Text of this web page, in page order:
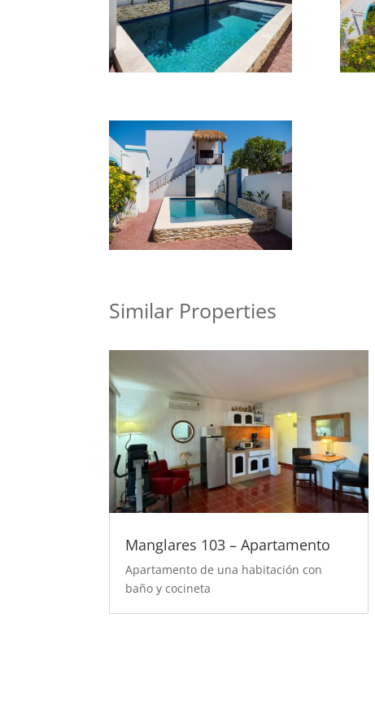
Similar Properties
Manglares 103 – Apartamento
Apartamento de una habitación con
baño y cocineta